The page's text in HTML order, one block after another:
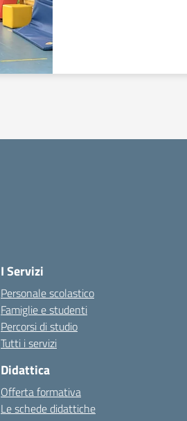
I Servizi
Personale scolastico
Famiglie e studenti
Percorsi di studio
Tutti i servizi
Didattica
Offerta formativa
Le schede didattiche